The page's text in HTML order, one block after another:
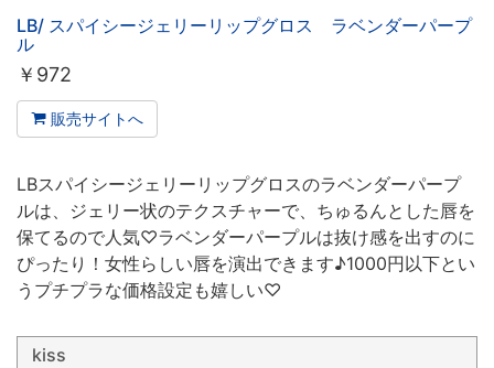
LB/ スパイシージェリーリップグロス ラベンダーパープ
ル
￥ 972
販売サイトへ
LBスパイシージェリーリップグロスのラベンダーパープ
ルは、ジェリー状のテクスチャーで、ちゅるんとした唇を
保てるので人気♡ラベンダーパープルは抜け感を出すのに
ぴったり！女性らしい唇を演出できます♪1000円以下とい
うプチプラな価格設定も嬉しい♡
kiss